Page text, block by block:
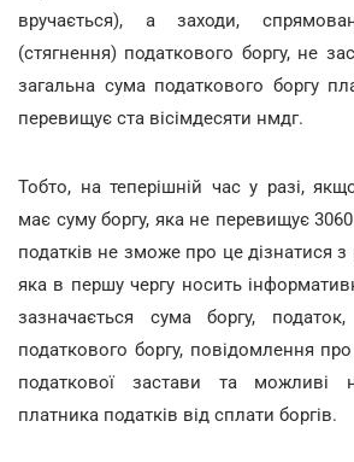
вручається), а заходи,
(стягнення) податкового боргу, не
загальна сума податкового боргу
перевищує ста вісімдесяти нмдг.
Тобто, на теперішній час у разі,
має суму боргу, яка не перевищує
податків не зможе про це дізнатися
яка в першу чергу носить
зазначається сума боргу,
податкового боргу, повідомлення
податкової застави та можливі
платника податків від сплати боргів.